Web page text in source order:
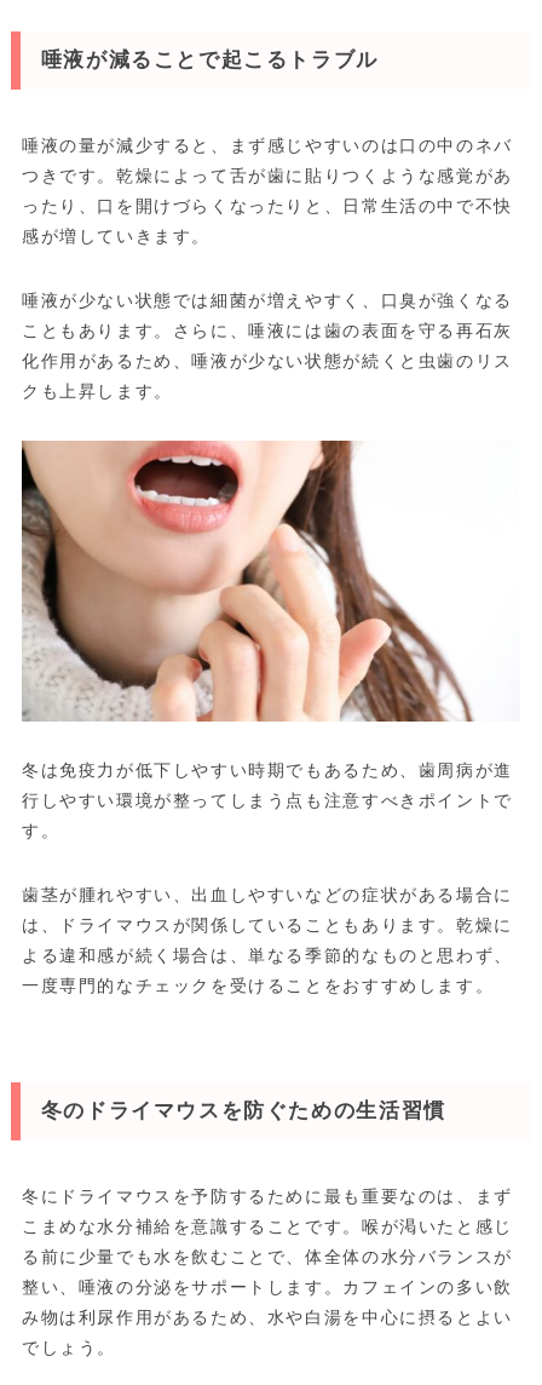
唾液が減ることで起こるトラブル
唾液の量が減少すると、まず感じやすいのは口の中のネバ
つきです。乾燥によって舌が歯に貼りつくような感覚があ
ったり、口を開けづらくなったりと、日常生活の中で不快
感が増していきます。
唾液が少ない状態では細菌が増えやすく、口臭が強くなる
こともあります。さらに、唾液には歯の表面を守る再石灰
化作用があるため、唾液が少ない状態が続くと虫歯のリス
クも上昇します。
冬は免疫力が低下しやすい時期でもあるため、歯周病が進
行しやすい環境が整ってしまう点も注意すべきポイントで
す。
歯茎が腫れやすい、出血しやすいなどの症状がある場合に
は、ドライマウスが関係していることもあります。乾燥に
よる違和感が続く場合は、単なる季節的なものと思わず、
一度専門的なチェックを受けることをおすすめします。
冬のドライマウスを防ぐための生活習慣
冬にドライマウスを予防するために最も重要なのは、まず
こまめな水分補給を意識することです。喉が渇いたと感じ
る前に少量でも水を飲むことで、体全体の水分バランスが
整い、唾液の分泌をサポートします。カフェインの多い飲
み物は利尿作用があるため、水や白湯を中心に摂るとよい
でしょう。